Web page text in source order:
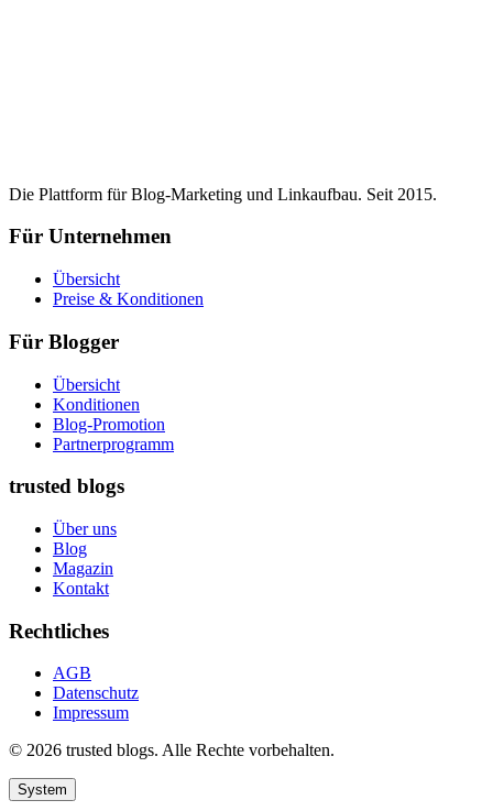
Die Plattform für Blog-Marketing und Linkaufbau. Seit 2015.
Für Unternehmen
Übersicht
Preise & Konditionen
Für Blogger
Übersicht
Konditionen
Blog-Promotion
Partnerprogramm
trusted blogs
Über uns
Blog
Magazin
Kontakt
Rechtliches
AGB
Datenschutz
Impressum
© 2026 trusted blogs. Alle Rechte vorbehalten.
System